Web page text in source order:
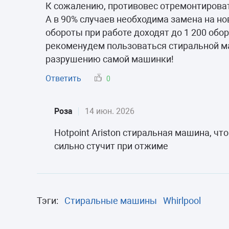
Сушильные
К сожалению, противовес
А в 90% случаев необходима замена на
обороты при работе доходят до 1 200
рекоменудем пользоваться стиральной
разрушению самой машинки!
Ответить 0
Роза 14 июн. 2026
Hotpoint Ariston стиральная машина,
сильно стучит при отжиме
Тэги: Стиральные машины Whirlpool